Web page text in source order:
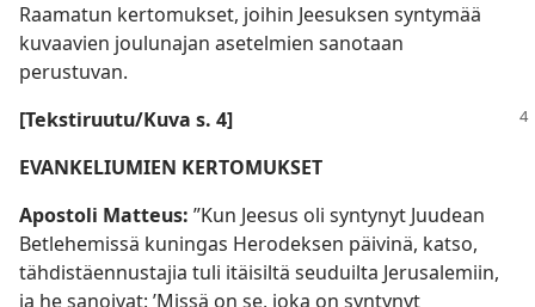
Raamatun kertomukset, joihin Jeesuksen syntymää
kuvaavien joulunajan asetelmien sanotaan
perustuvan.
[Tekstiruutu/Kuva s. 4]
EVANKELIUMIEN KERTOMUKSET
Apostoli Matteus: ”Kun Jeesus oli syntynyt Juudean
Betlehemissä kuningas Herodeksen päivinä, katso,
tähdistäennustajia tuli itäisiltä seuduilta Jerusalemiin,
ja he sanoivat: ’Missä on se, joka on syntynyt